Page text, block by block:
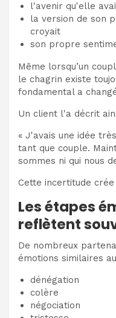
l'avenir qu'elle
la version de son
croyait
son propre
Même lorsqu’un
le chagrin existe
fondamental a
Un client l'a décrit
« J'avais une idée
tant que couple.
sommes ni qui nous
Cette incertitude
Les étapes
reflètent
De nombreux
émotions similaires
dénégation
colère
négociation